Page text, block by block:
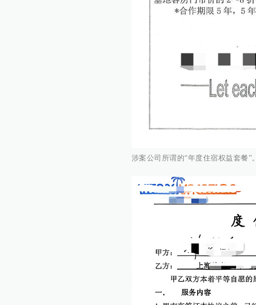
涉案公司所谓的“年度住宿权益套餐”。